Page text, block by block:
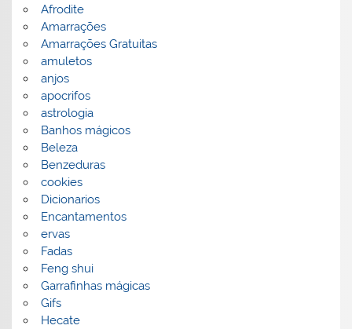
Afrodite
Amarrações
Amarrações Gratuitas
amuletos
anjos
apocrifos
astrologia
Banhos mágicos
Beleza
Benzeduras
cookies
Dicionarios
Encantamentos
ervas
Fadas
Feng shui
Garrafinhas mágicas
Gifs
Hecate